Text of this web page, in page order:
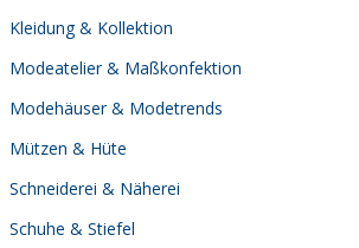
Kleidung & Kollektion
Modeatelier & Maßkonfektion
Modehäuser & Modetrends
Mützen & Hüte
Schneiderei & Näherei
Schuhe & Stiefel